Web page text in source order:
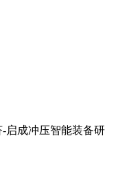
启成冲压智能装备研